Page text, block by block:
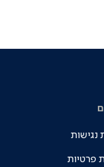
נגישות
פרטיות